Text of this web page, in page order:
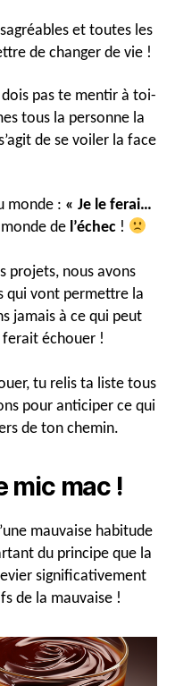
et toutes les
de changer de vie !
pas te mentir à toi-
tous la personne la
de se voiler la face
monde : « Je le ferai…
de l’échec!
projets, nous avons
qui vont permettre la
jamais à ce qui peut
échouer !
tu relis ta liste tous
pour anticiper ce qui
de ton chemin.
mic mac !
mauvaise habitude
du principe que la
significativement
de la mauvaise !